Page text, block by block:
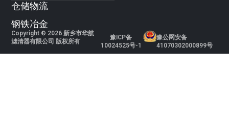
仓储物流
钢铁冶金
Copyright © 2026 新乡市华航
滤清器有限公司 版权所有
豫ICP备
10024525号-1
豫公网安备
41070302000899号